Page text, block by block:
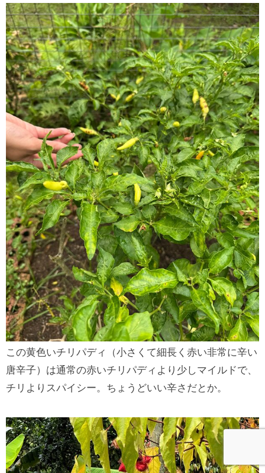
この黄色いチリパディ（小さくて細長く赤い非常に辛い
唐辛子）は通常の赤いチリパディより少しマイルドで、
チリよりスパイシー。ちょうどいい辛さだとか。